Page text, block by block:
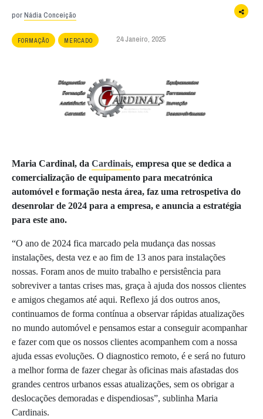
porNádia Conceição
FORMAÇÃO MERCADO 24 Janeiro, 2025
Maria Cardinal, da Cardinais, empresa que se dedica a
comercialização de equipamento para mecatrónica
automóvel e formação nesta área, faz uma retrospetiva do
desenrolar de 2024 para a empresa, e anuncia a estratégia
para este ano.
“O ano de 2024 fica marcado pela mudança das nossas
instalações, desta vez e ao fim de 13 anos para instalações
nossas. Foram anos de muito trabalho e persistência para
sobreviver a tantas crises mas, graça à ajuda dos nossos clientes
e amigos chegamos até aqui. Reflexo já dos outros anos,
continuamos de forma contínua a observar rápidas atualizações
no mundo automóvel e pensamos estar a conseguir acompanhar
e fazer com que os nossos clientes acompanhem com a nossa
ajuda essas evoluções. O diagnostico remoto, é e será no futuro
a melhor forma de fazer chegar às oficinas mais afastadas dos
grandes centros urbanos essas atualizações, sem os obrigar a
deslocações demoradas e dispendiosas”, sublinha Maria
Cardinais.